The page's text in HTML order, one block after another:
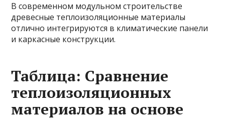
В современном модульном строительстве
древесные теплоизоляционные материалы
отлично интегрируются в климатические панели
и каркасные конструкции.
Таблица: Сравнение
теплоизоляционных
материалов на основе